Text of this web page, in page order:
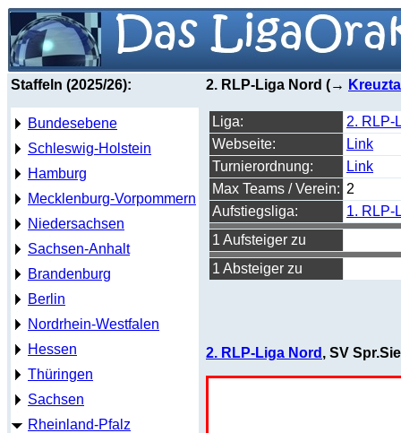
Staffeln (2025/26):
Bundesebene
Schleswig-Holstein
Hamburg
Mecklenburg-Vorpommern
Niedersachsen
Sachsen-Anhalt
Brandenburg
Berlin
Nordrhein-Westfalen
Hessen
Thüringen
Sachsen
Rheinland-Pfalz
2. RLP-Liga Nord (→
Liga:
2. RLP-
Webseite:
Link
Turnierordnung:
Link
Max Teams / Verein: 2
Aufstiegsliga:
1. RLP-
1 Aufsteiger zu
1 Absteiger zu
2. RLP-Liga Nord , SV